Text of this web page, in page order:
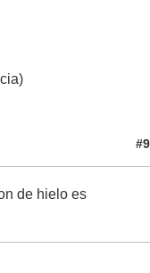
#9
de hielo es